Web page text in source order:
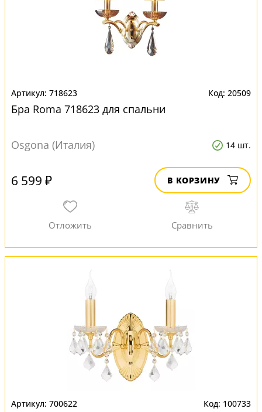
718623 20509
Бра Roma 718623 для спальни
Osgona (Италия) 14 шт.
6 599 ₽ В КОРЗИНУ
700622 100733